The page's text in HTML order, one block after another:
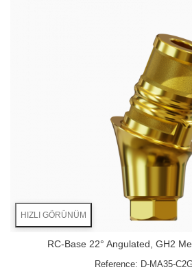
HIZLI GÖRÜNÜM
RC-Base 22° Angulated, GH2
Reference: D-MA35-